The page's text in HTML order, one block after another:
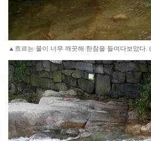
▲흐르는 물이 너무 깨끗해 한참을 들여다보았다.